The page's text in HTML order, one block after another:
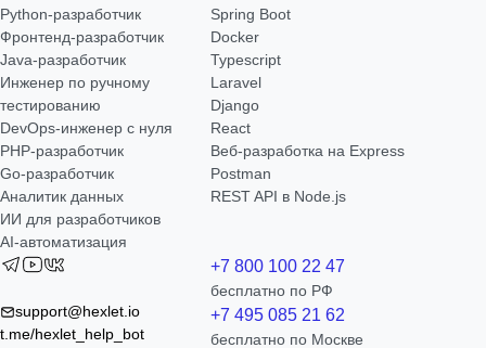
Python-разработчик
Фронтенд-разработчик
Java-разработчик
Инженер по ручному
тестированию
DevOps-инженер с нуля
РНР-разработчик
Go-разработчик
Аналитик данных
ИИ для разработчиков
AI-автоматизация
Spring Boot
Docker
Typescript
Laravel
Django
React
Веб-разработка на Express
Postman
REST API в Node.js
support@hexlet.io
t.me/hexlet_help_bot
+7 800 100 22 47
бесплатно по РФ
+7 495 085 21 62
бесплатно по Москве